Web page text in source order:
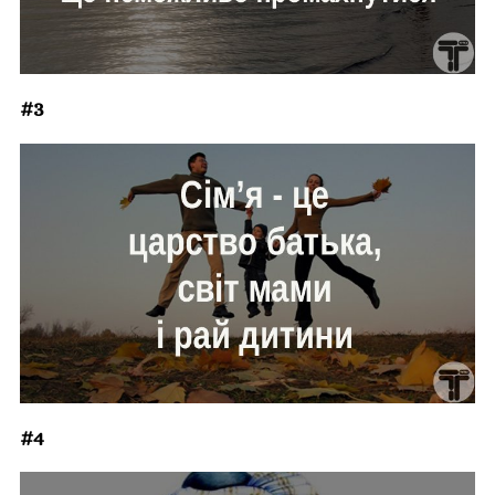
#3
#4